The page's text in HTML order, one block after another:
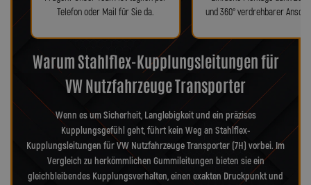
Telefon oder Mail für Sie da.
und 360° verdrehbarer
Warum Stahlflex-Kupplungsleitungen für
VW Nutzfahrzeuge Transporter
Wenn es um Sicherheit, Langlebigkeit und ein präzises
Kupplungsgefühl geht, führt kein Weg an Stahlflex-
Kupplungsleitungen für VW Nutzfahrzeuge Transporter (7H) vorbei. Im
Vergleich zu herkömmlichen Gummileitungen bieten sie ein
gleichbleibendes Kupplungsverhalten, einen exakten Druckpunkt und